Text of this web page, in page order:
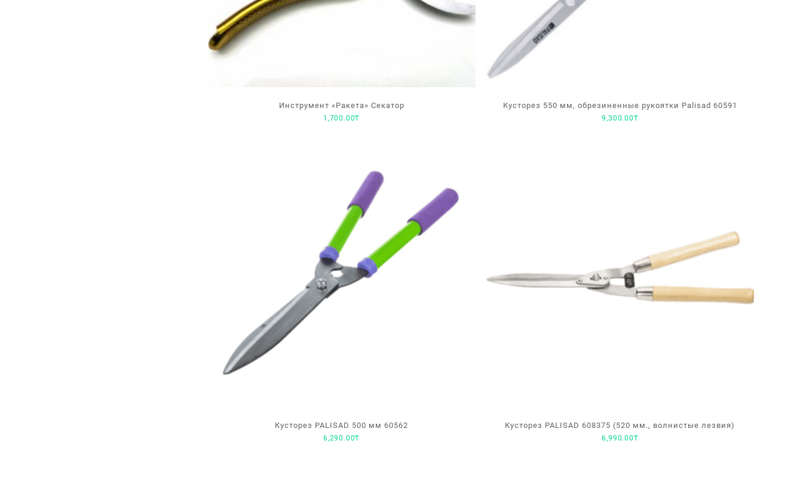
Инструмент «Ракета» Секатор
1,700.00₸
Кусторез 550 мм, обрезиненные рукоятки Palisad 60591
9,300.00₸
Кусторез PALISAD 500 мм 60562
6,290.00₸
Кусторез PALISAD 608375 (520 мм., волнистые лезвия)
6,990.00₸